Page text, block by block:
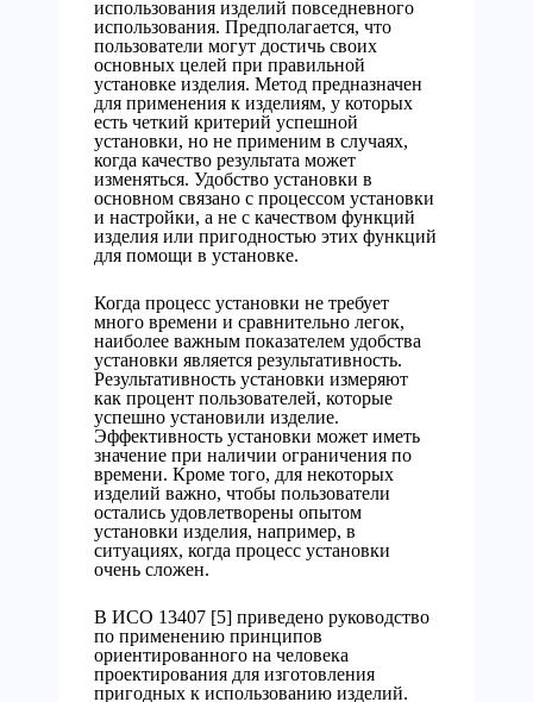
использования изделий повседневного
использования. Предполагается, что
пользователи могут достичь своих
основных целей при правильной
установке изделия. Метод предназначен
для применения к изделиям, у которых
есть четкий критерий успешной
установки, но не применим в случаях,
когда качество результата может
изменяться. Удобство установки в
основном связано с процессом установки
и настройки, а не с качеством функций
изделия или пригодностью этих функций
для помощи в установке.
Когда процесс установки не требует
много времени и сравнительно легок,
наиболее важным показателем удобства
установки является результативность.
Результативность установки измеряют
как процент пользователей, которые
успешно установили изделие.
Эффективность установки может иметь
значение при наличии ограничения по
времени. Кроме того, для некоторых
изделий важно, чтобы пользователи
остались удовлетворены опытом
установки изделия, например, в
ситуациях, когда процесс установки
очень сложен.
В ИСО 13407 [5] приведено руководство
по применению принципов
ориентированного на человека
проектирования для изготовления
пригодных к использованию изделий.